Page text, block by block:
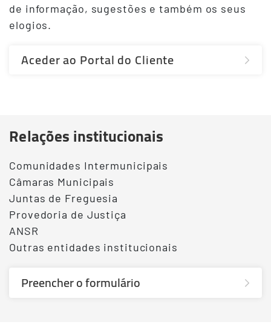
de informação, sugestões e também os seus
elogios.
Aceder ao Portal do Cliente
Relações institucionais
Comunidades Intermunicipais
Câmaras Municipais
Juntas de Freguesia
Provedoria de Justiça
ANSR
Outras entidades institucionais
Preencher o formulário